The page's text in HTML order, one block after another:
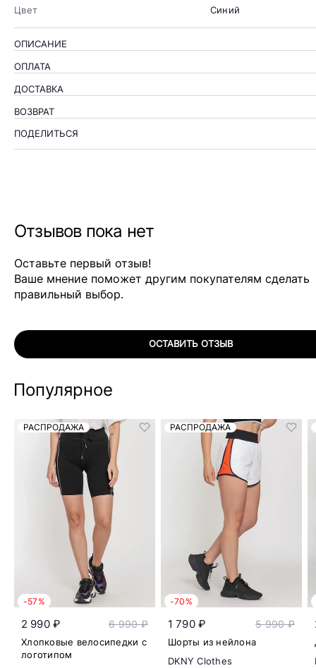
Цвет
Синий
ОПИСАНИЕ
ОПЛАТА
ДОСТАВКА
ВОЗВРАТ
ПОДЕЛИТЬСЯ
Отзывов пока нет
Оставьте первый отзыв!
Ваше мнение поможет другим покупателям сделать
правильный выбор.
ОСТАВИТЬ ОТЗЫВ
Популярное
РАСПРОДАЖА
-57%
2 990 ₽ 6 990 ₽
Хлопковые велосипедки с
логотипом
РАСПРОДАЖА
-70%
1 790 ₽ 5 990 ₽
Шорты из нейлона
DKNY Clothes